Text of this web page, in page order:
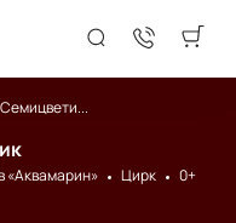
«Аквамарин» Цирк
0+